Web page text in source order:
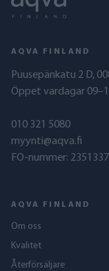
AQVA FINLAND
Puusepänkatu 2 D,
Öppet vardagar
010 321 5080
myynti@aqva.fi
FO-nummer:
AQVA FINLAND
Om oss
Kvalitet
Återförsäljare